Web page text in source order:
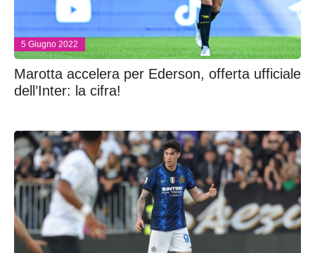
5 Giugno 2022
Marotta accelera per Ederson, offerta ufficiale
dell’Inter: la cifra!